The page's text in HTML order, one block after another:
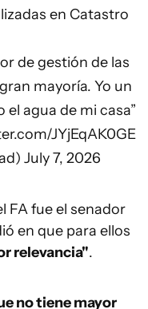
en Catastro
de gestión de las
mayoría. Yo un
agua de mi casa”
JYjEqAK0GE
July 7, 2026
FA fue el senador
en que para ellos
relevancia".
no tiene mayor